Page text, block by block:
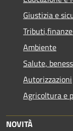
Giustizia e
Ambiente
Salute,
Autorizzazioni
Agricoltura e
NOVITÀ